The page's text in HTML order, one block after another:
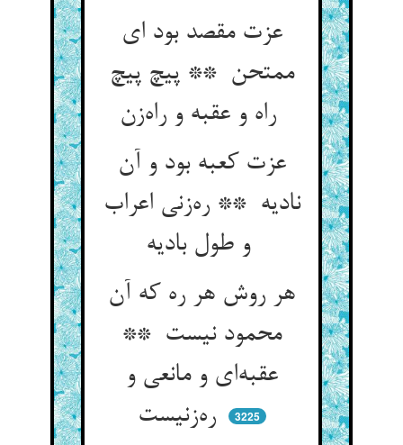
عزت مقصد بود ای
ممتحن ** پیچ پیچ
عزت کعبه بود و آن
نادیه ** ره‌زنی اعراب
و طول بادیه
هر روش هر ره که آن
محمود نیست **
عقبه‌ای و مانعی و
ره‌زنیست
3225